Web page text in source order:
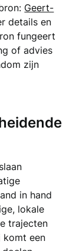
Geert-
details en
fungeert
of advies
zijn
in hand
lokale
trajecten
komt een